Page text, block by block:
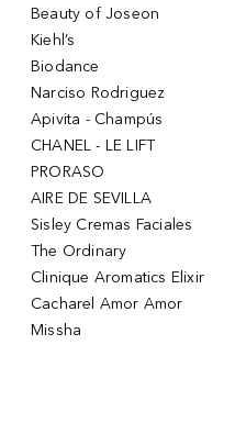
Beauty of Joseon
Kiehl’s
Biodance
Narciso Rodriguez
Apivita - Champús
CHANEL - LE LIFT
PRORASO
AIRE DE SEVILLA
Sisley Cremas Faciales
The Ordinary
Clinique Aromatics Elixir
Cacharel Amor Amor
Missha